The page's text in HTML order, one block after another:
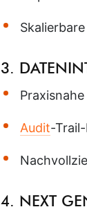
3.
Audit-
4. NEXT